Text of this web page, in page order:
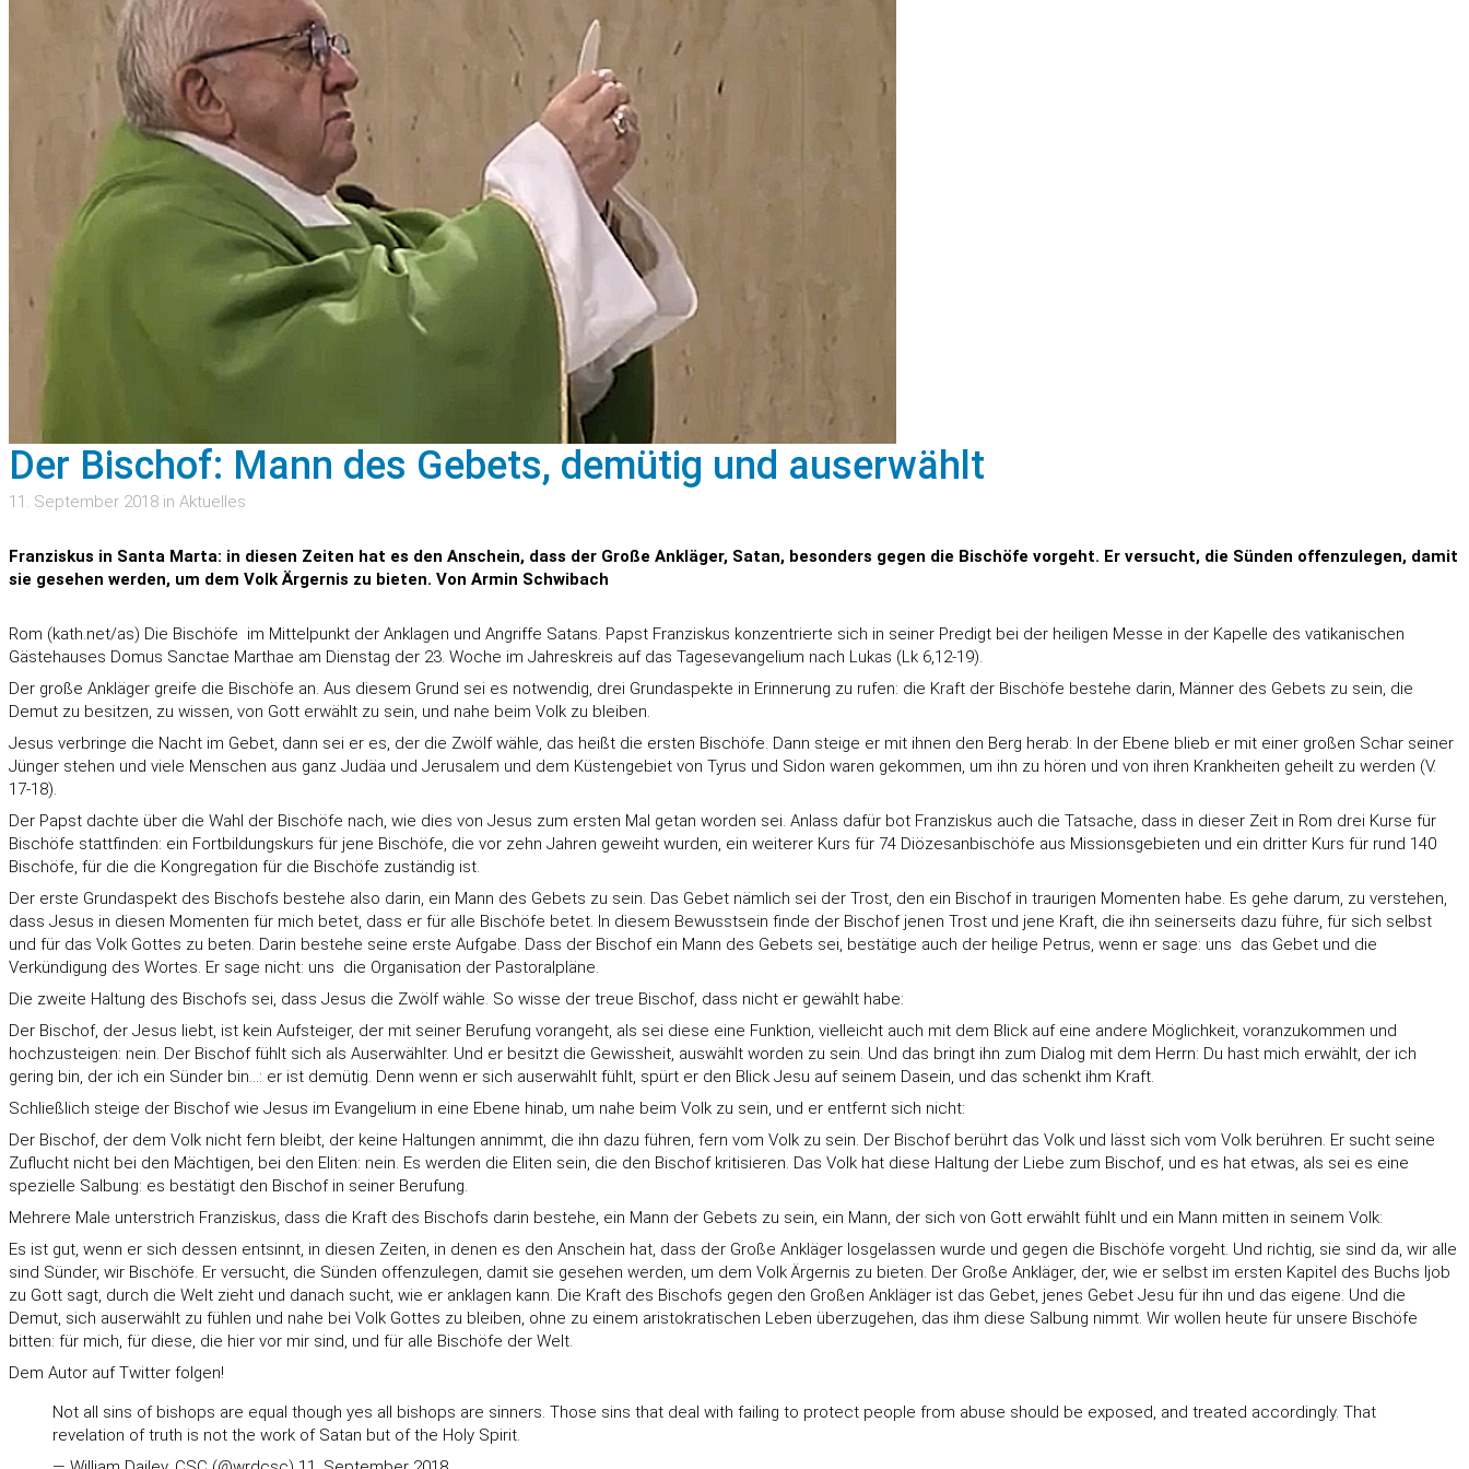
Der Bischof: Mann des Gebets, demütig und auserwählt
11. September 2018 in Aktuelles
Franziskus in Santa Marta: in diesen Zeiten hat es den Anschein, dass der Große Ankläger, Satan, besonders gegen die Bischöfe vorgeht. Er versucht, die Sünden offenzulegen, damit
sie gesehen werden, um dem Volk Ärgernis zu bieten. Von Armin Schwibach
Rom (kath.net/as) Die Bischöfe  im Mittelpunkt der Anklagen und Angriffe Satans. Papst Franziskus konzentrierte sich in seiner Predigt bei der heiligen Messe in der Kapelle des vatikanischen
Gästehauses Domus Sanctae Marthae am Dienstag der 23. Woche im Jahreskreis auf das Tagesevangelium nach Lukas (Lk 6,12-19).
Der große Ankläger greife die Bischöfe an. Aus diesem Grund sei es notwendig, drei Grundaspekte in Erinnerung zu rufen: die Kraft der Bischöfe bestehe darin, Männer des Gebets zu sein, die
Demut zu besitzen, zu wissen, von Gott erwählt zu sein, und nahe beim Volk zu bleiben.
Jesus verbringe die Nacht im Gebet, dann sei er es, der die Zwölf wähle, das heißt die ersten Bischöfe. Dann steige er mit ihnen den Berg herab: In der Ebene blieb er mit einer großen Schar seiner
Jünger stehen und viele Menschen aus ganz Judäa und Jerusalem und dem Küstengebiet von Tyrus und Sidon waren gekommen, um ihn zu hören und von ihren Krankheiten geheilt zu werden (V.
17-18).
Der Papst dachte über die Wahl der Bischöfe nach, wie dies von Jesus zum ersten Mal getan worden sei. Anlass dafür bot Franziskus auch die Tatsache, dass in dieser Zeit in Rom drei Kurse für
Bischöfe stattfinden: ein Fortbildungskurs für jene Bischöfe, die vor zehn Jahren geweiht wurden, ein weiterer Kurs für 74 Diözesanbischöfe aus Missionsgebieten und ein dritter Kurs für rund 140
Bischöfe, für die die Kongregation für die Bischöfe zuständig ist.
Der erste Grundaspekt des Bischofs bestehe also darin, ein Mann des Gebets zu sein. Das Gebet nämlich sei der Trost, den ein Bischof in traurigen Momenten habe. Es gehe darum, zu verstehen,
dass Jesus in diesen Momenten für mich betet, dass er für alle Bischöfe betet. In diesem Bewusstsein finde der Bischof jenen Trost und jene Kraft, die ihn seinerseits dazu führe, für sich selbst
und für das Volk Gottes zu beten. Darin bestehe seine erste Aufgabe. Dass der Bischof ein Mann des Gebets sei, bestätige auch der heilige Petrus, wenn er sage: uns  das Gebet und die
Verkündigung des Wortes. Er sage nicht: uns  die Organisation der Pastoralpläne.
Die zweite Haltung des Bischofs sei, dass Jesus die Zwölf wähle. So wisse der treue Bischof, dass nicht er gewählt habe:
Der Bischof, der Jesus liebt, ist kein Aufsteiger, der mit seiner Berufung vorangeht, als sei diese eine Funktion, vielleicht auch mit dem Blick auf eine andere Möglichkeit, voranzukommen und
hochzusteigen: nein. Der Bischof fühlt sich als Auserwählter. Und er besitzt die Gewissheit, auswählt worden zu sein. Und das bringt ihn zum Dialog mit dem Herrn: Du hast mich erwählt, der ich
gering bin, der ich ein Sünder bin...: er ist demütig. Denn wenn er sich auserwählt fühlt, spürt er den Blick Jesu auf seinem Dasein, und das schenkt ihm Kraft.
Schließlich steige der Bischof wie Jesus im Evangelium in eine Ebene hinab, um nahe beim Volk zu sein, und er entfernt sich nicht:
Der Bischof, der dem Volk nicht fern bleibt, der keine Haltungen annimmt, die ihn dazu führen, fern vom Volk zu sein. Der Bischof berührt das Volk und lässt sich vom Volk berühren. Er sucht seine
Zuflucht nicht bei den Mächtigen, bei den Eliten: nein. Es werden die Eliten sein, die den Bischof kritisieren. Das Volk hat diese Haltung der Liebe zum Bischof, und es hat etwas, als sei es eine
spezielle Salbung: es bestätigt den Bischof in seiner Berufung.
Mehrere Male unterstrich Franziskus, dass die Kraft des Bischofs darin bestehe, ein Mann der Gebets zu sein, ein Mann, der sich von Gott erwählt fühlt und ein Mann mitten in seinem Volk:
Es ist gut, wenn er sich dessen entsinnt, in diesen Zeiten, in denen es den Anschein hat, dass der Große Ankläger losgelassen wurde und gegen die Bischöfe vorgeht. Und richtig, sie sind da, wir alle
sind Sünder, wir Bischöfe. Er versucht, die Sünden offenzulegen, damit sie gesehen werden, um dem Volk Ärgernis zu bieten. Der Große Ankläger, der, wie er selbst im ersten Kapitel des Buchs Ijob
zu Gott sagt, durch die Welt zieht und danach sucht, wie er anklagen kann. Die Kraft des Bischofs gegen den Großen Ankläger ist das Gebet, jenes Gebet Jesu für ihn und das eigene. Und die
Demut, sich auserwählt zu fühlen und nahe bei Volk Gottes zu bleiben, ohne zu einem aristokratischen Leben überzugehen, das ihm diese Salbung nimmt. Wir wollen heute für unsere Bischöfe
bitten: für mich, für diese, die hier vor mir sind, und für alle Bischöfe der Welt.
Dem Autor auf Twitter folgen!
Not all sins of bishops are equal though yes all bishops are sinners. Those sins that deal with failing to protect people from abuse should be exposed, and treated accordingly. That
revelation of truth is not the work of Satan but of the Holy Spirit.